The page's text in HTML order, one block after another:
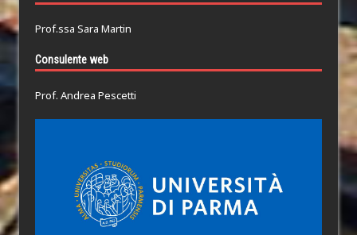
Prof.ssa Sara Martin
Consulente web
Prof. Andrea Pescetti